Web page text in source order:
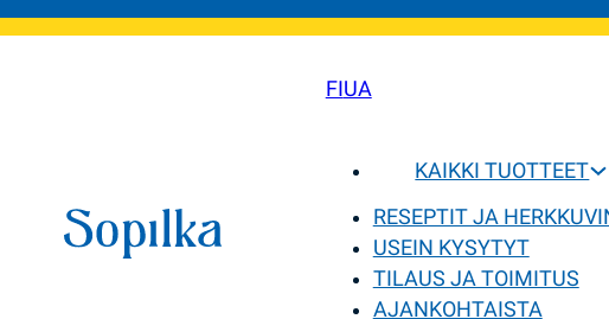
FIUA
KAIKKI TUOTTEET
RESEPTIT JA
USEIN KYSYTYT
TILAUS JA TOIMITUS
AJANKOHTAISTA